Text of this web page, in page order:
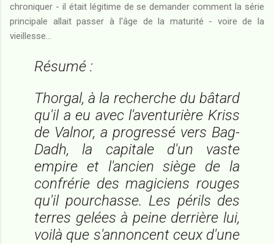
chroniquer - il était légitime de se demander comment la série
principale allait passer à l'âge de la maturité - voire de la
vieillesse...
Résumé :
Thorgal, à la recherche du bâtard
qu'il a eu avec l'aventurière Kriss
de Valnor, a progressé vers Bag-
Dadh, la capitale d'un vaste
empire et l'ancien siège de la
confrérie des magiciens rouges
qu'il pourchasse. Les périls des
terres gelées à peine derrière lui,
voilà que s'annoncent ceux d'une